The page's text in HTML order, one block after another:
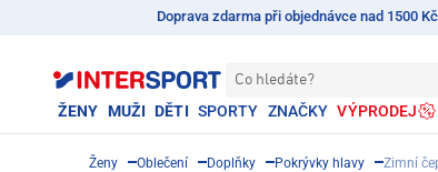
Doprava zdarma při objednávce nad 1500 Kč
Co hledáte?
ŽENY MUŽI DĚTI SPORTY ZNAČKY VÝPRODEJ
Ženy Oblečení Doplňky Pokrývky hlavy Zimní